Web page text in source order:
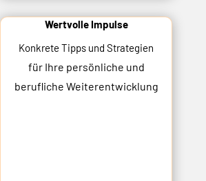
Wertvolle Impulse
Konkrete Tipps und Strategien
für Ihre persönliche und
berufliche Weiterentwicklung